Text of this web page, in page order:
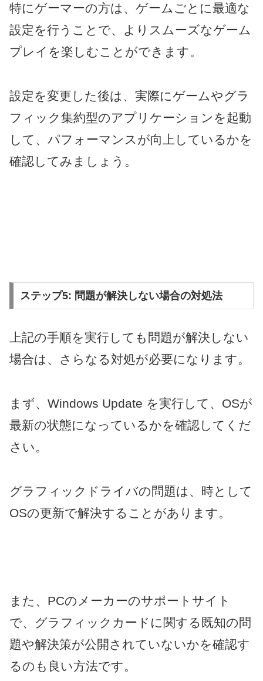
特にゲーマーの方は、ゲームごとに最適な
設定を行うことで、よりスムーズなゲーム
プレイを楽しむことができます。
設定を変更した後は、実際にゲームやグラ
フィック集約型のアプリケーションを起動
して、パフォーマンスが向上しているかを
確認してみましょう。
ステップ5: 問題が解決しない場合の対処法
上記の手順を実行しても問題が解決しない
場合は、さらなる対処が必要になります。
まず、Windows Update を実行して、OSが
最新の状態になっているかを確認してくだ
さい。
グラフィックドライバの問題は、時として
OSの更新で解決することがあります。
また、PCのメーカーのサポートサイト
で、グラフィックカードに関する既知の問
題や解決策が公開されていないかを確認す
るのも良い方法です。